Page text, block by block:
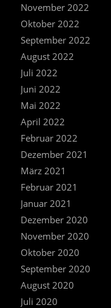
November 2022
Oktober 2022
September 2022
August 2022
Juli 2022
Juni 2022
Mai 2022
April 2022
Februar 2022
Dezember 2021
März 2021
Februar 2021
Januar 2021
Dezember 2020
November 2020
Oktober 2020
September 2020
August 2020
Juli 2020